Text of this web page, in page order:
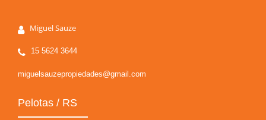
Miguel Sauze
15 5624 3644
miguelsauzepropiedades@gmail.com
Pelotas / RS